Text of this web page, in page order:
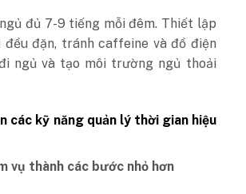
đủ 7-9 tiếng mỗi đêm. Thiết lập
đều đặn, tránh caffeine và đồ điện
ngủ và tạo môi trường ngủ thoải
các kỹ năng quản lý thời gian hiệu
vụ thành các bước nhỏ hơn